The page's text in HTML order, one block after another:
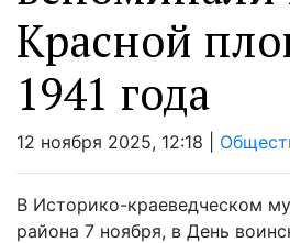
Красной
1941 года
12 ноября 2025, 12:18 |
В Историко-краеведческом
района 7 ноября, в День